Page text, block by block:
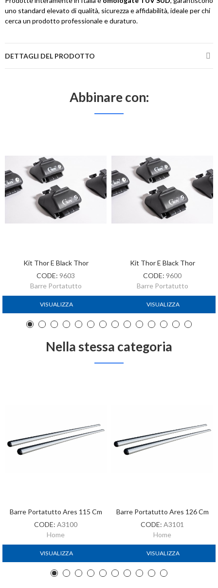
uno standard elevato di qualità, sicurezza e affidabilità, ideale per chi
cerca un prodotto professionale e duraturo.
DETTAGLI DEL PRODOTTO
Abbinare con:
Kit Thor E Black Thor
CODE: 9603
Barre Portatutto
VISUALIZZA
Kit Thor E Black Thor
CODE: 9600
Barre Portatutto
VISUALIZZA
Nella stessa categoria
Barre Portatutto Ares 115 Cm
CODE: A3100
Home
VISUALIZZA
Barre Portatutto Ares 126 Cm
CODE: A3101
Home
VISUALIZZA